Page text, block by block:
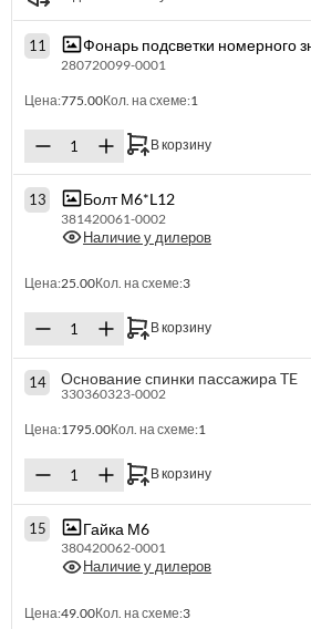
11 Фонарь подсветки номерного
280720099-0001
Цена:775.00Кол. на схеме:1
В корзину
13 Болт М6*L12
381420061-0002
Наличие у дилеров
Цена:25.00Кол. на схеме:3
В корзину
14 Основание спинки пассажира TE
330360323-0002
Цена:1795.00Кол. на схеме:1
В корзину
15 Гайка М6
380420062-0001
Наличие у дилеров
Цена:49.00Кол. на схеме:3